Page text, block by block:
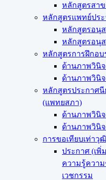
หลักสูตรสา
หลักสูตรแพทย์ปร
หลักสูตรอนุ
หลักสูตรอนุ
หลักสูตรการฝึกอบ
ด้านภาพวินิจ
ด้านภาพวินิ
หลักสูตรประกาศนี
(แพทยสภา)
ด้านภาพวินิ
ด้านภาพวินิจ
การขอเทียบเท่า​วุ
ประกาศ (เพิ่
ความรู้ควา
เวชกรรม